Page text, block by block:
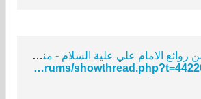
من روائع الامام علي علية السلام - منتدى الكفيل
http://www.alkafeel.net/forums/showthread.php?t=44220